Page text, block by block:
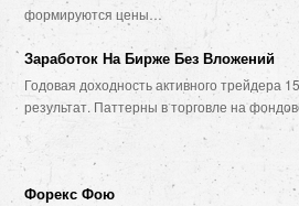
формируются цены…
Заработок На Бирже Без Вложений
Годовая доходность активного трейдера
результат. Паттерны в торговле на
Форекс Фою